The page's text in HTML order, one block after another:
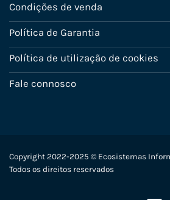
Condições de venda
Política de Garantia
Política de utilização de cookies
Fale connosco
Copyright 2022-2025 © Ecosistemas
Todos os direitos reservados